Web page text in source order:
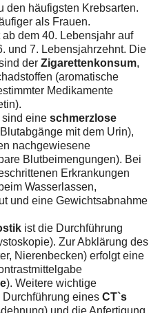
den häufigsten Krebsarten.
als Frauen.
dem 40. Lebensjahr auf
und 7. Lebensjahrzehnt. Die
der Zigarettenkonsum,
(aromatische
Medikamente
sind eine schmerzlose
mit dem Urin),
nachgewiesene
Blutbeimengungen). Bei
Erkrankungen
Wasserlassen,
und eine Gewichtsabnahme
ist die Durchführung
Zur Abklärung des
Nierenbecken) erfolgt eine
). Weitere wichtige
eines CT`s
und die Anfertigung